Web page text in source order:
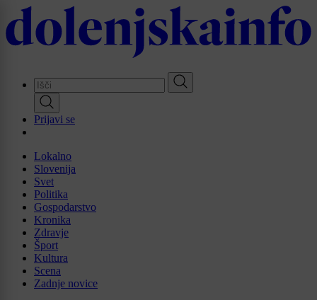
Skip
to
main
Prijavi se
Lokalno
Slovenija
Svet
Politika
Gospodarstvo
Kronika
Zdravje
Šport
Kultura
Scena
Zadnje novice